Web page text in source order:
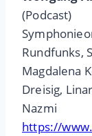
(Podcast)
Rundfunks,
Magdalena
Dreisig,
Nazmi
https://